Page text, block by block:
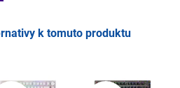
k tomuto produktu